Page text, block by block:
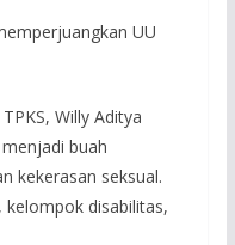
UU
Willy Aditya
buah
kekerasan seksual.
disabilitas,